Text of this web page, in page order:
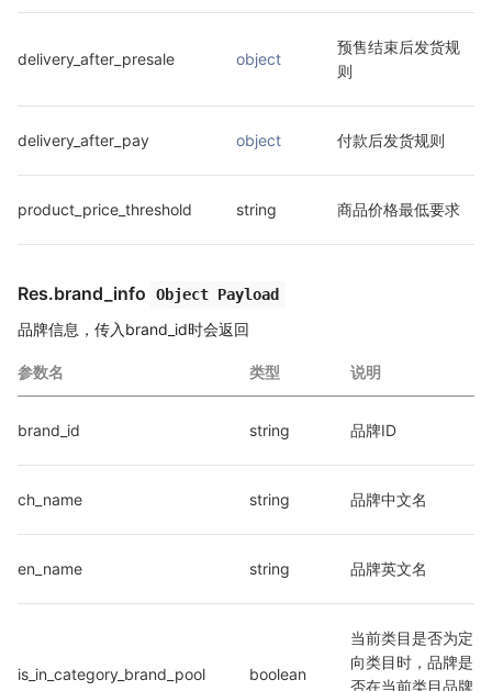
delivery_after_presale object
预售结束后发货规
则
delivery_after_pay object 付款后发货规则
product_price_threshold string 商品价格最低要求
Res.brand_info Object Payload
品牌信息，传入brand_id时会返回
参数名 类型 说明
brand_id string 品牌ID
ch_name string 品牌中文名
en_name string 品牌英文名
is_in_category_brand_pool boolean
当前类目是否为定
向类目时，品牌是
否在当前类目品牌